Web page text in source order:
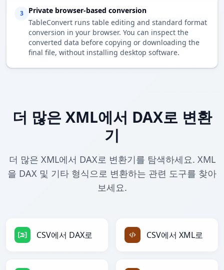
3
Private browser-based conversion
TableConvert runs table editing and standard format
conversion in your browser. You can inspect the
converted data before copying or downloading the
final file, without installing desktop software.
더 많은 XML에서 DAX로 변환
기
더 많은 XML에서 DAX로 변환기를 탐색하세요. XML
을 DAX 및 기타 형식으로 변환하는 관련 도구를 찾아
보세요.
CSV에서 DAX로 CSV에서 XML로